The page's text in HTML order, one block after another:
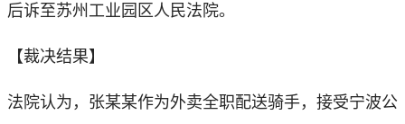
后诉至苏州工业园区人民法院。
【裁决结果】
法院认为，张某某作为外卖全职配送骑手，接受宁波公